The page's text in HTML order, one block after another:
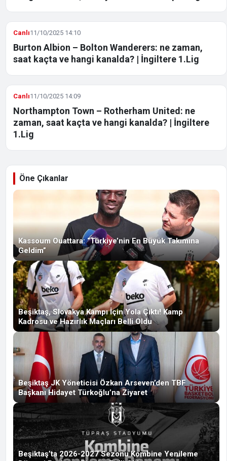
Canlı11/10/2025 14:10
Burton Albion – Bolton Wanderers: ne zaman,
saat kaçta ve hangi kanalda? | İngiltere 1.Lig
Canlı11/10/2025 14:09
Northampton Town – Rotherham United: ne
zaman, saat kaçta ve hangi kanalda? | İngiltere
1.Lig
Öne Çıkanlar
Kassoum Ouattara: “Türkiye’nin En Büyük Takımına
Geldim”
Beşiktaş, Slovakya Kampı İçin Yola Çıktı! Kamp
Kadrosu ve Hazırlık Maçları Belli Oldu
Beşiktaş JK Yöneticisi Özkan Arseven’den TBF
Başkanı Hidayet Türkoğlu’na Ziyaret
Beşiktaş’ta 2026-2027 Sezonu Kombine Yenileme